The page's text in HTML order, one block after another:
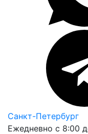
Санкт-Петербург
Ежедневно с 8:00